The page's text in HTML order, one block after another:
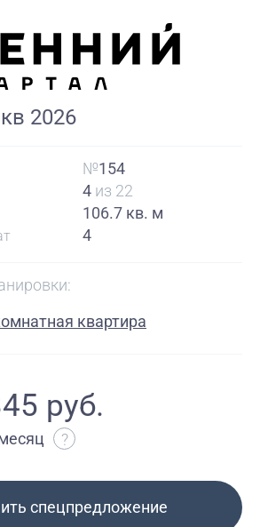
2026
№154
4 из 22
106.7 кв. м
4
квартира
руб.
?
спецпредложение